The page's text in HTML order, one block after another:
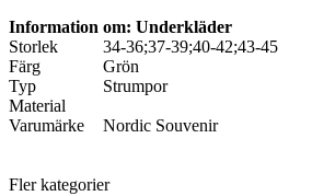
Information om: Underkläder
Storlek
34-36;37-39;40-42;43-45
Färg
Grön
Typ
Strumpor
Material
Varumärke
Nordic Souvenir
Fler kategorier